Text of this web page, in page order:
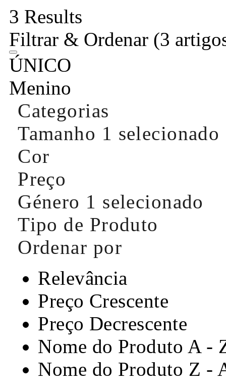
3 Results
Filtrar & Ordenar (3
ÚNICO
Menino
Categorias
Tamanho 1 selecionado
Cor
Preço
Género 1 selecionado
Tipo de Produto
Ordenar por
Relevância
Preço Crescente
Preço Decrescente
Nome do Produto A -
Nome do Produto Z -